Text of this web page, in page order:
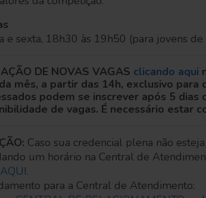
e sexta, 18h30 às 19h50 (para jovens
DE NOVAS VAGAS clicando aqui
mês, a partir das 14h, exclusivo para
podem se inscrever após 5 dias
de vagas. É necessário estar
Caso sua credencial plena não
um horário na Central de
AQUI.
para a Central de Atendimento: